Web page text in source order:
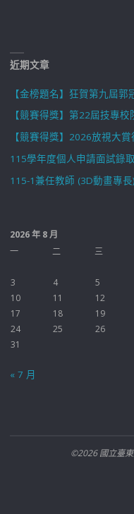
近期文章
【金榜題名】狂賀第九屆
【競賽得獎】第22屆技專
【競賽得獎】2026放視大
115學年度個人申請面試錄
115-1兼任教師 (3D動畫專
2026 年 8 月
一
二 三
3
4 5
10
11 12
17
18 19
24
25 26
31
« 7 月
©2026 國立臺